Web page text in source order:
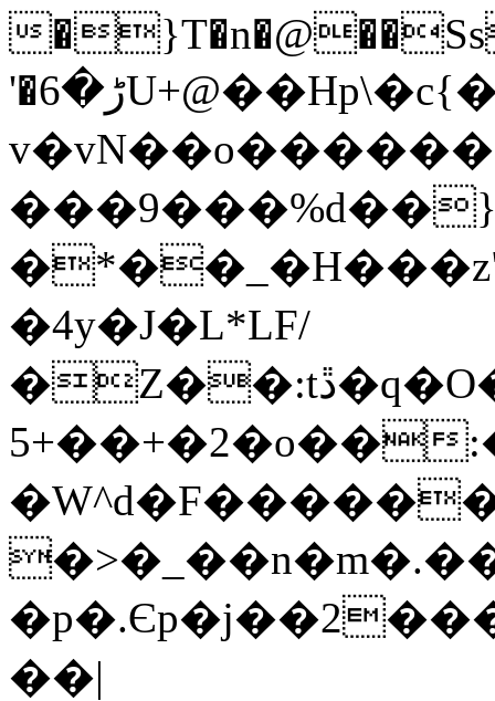
'�ڑ�6U+@��Hp\�c{�z��n��xN�����xƍ
�4y�J�L*LF/
�Z��:tڐ�q�O���O�go��`�mO�_w��^�M�o-
5+��+�2�o��
��|